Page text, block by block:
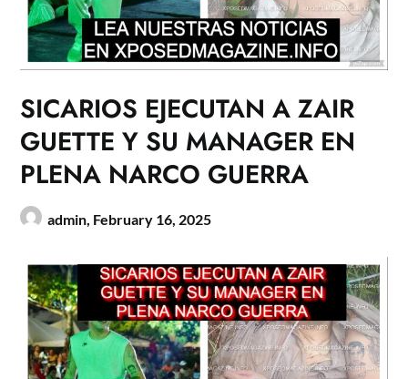
SICARIOS EJECUTAN A ZAIR
GUETTE Y SU MANAGER EN
PLENA NARCO GUERRA
admin, February 16, 2025